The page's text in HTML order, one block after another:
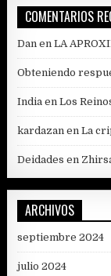
COMENTARIOS
Dan enLA
Obteniendo
India enLos
kardazan enLa
Deidades en
ARCHIVOS
septiembre 2024
julio 2024